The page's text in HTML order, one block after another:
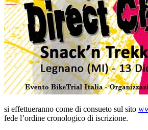
si effettueranno come di consueto sul sito
fede l’ordine cronologico di iscrizione.